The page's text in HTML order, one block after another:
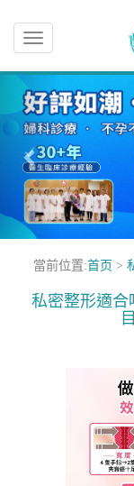
Toggle
navigation
當前位置:首页 >
私密整形適合